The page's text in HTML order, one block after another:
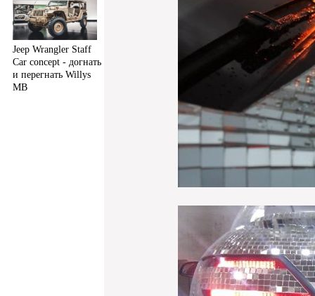
Jeep Wrangler Staff
Car concept - догнать
и перегнать Willys
MB